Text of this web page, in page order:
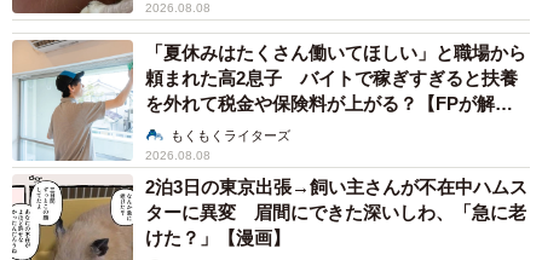
2026.08.08
「夏休みはたくさん働いてほしい」と職場から
頼まれた高2息子 バイトで稼ぎすぎると扶養
を外れて税金や保険料が上がる？【FPが解
説】もくもくライターズ
2026.08.08
2泊3日の東京出張→飼い主さんが不在中ハムス
ターに異変 眉間にできた深いしわ、「急に老
けた？」【漫画】